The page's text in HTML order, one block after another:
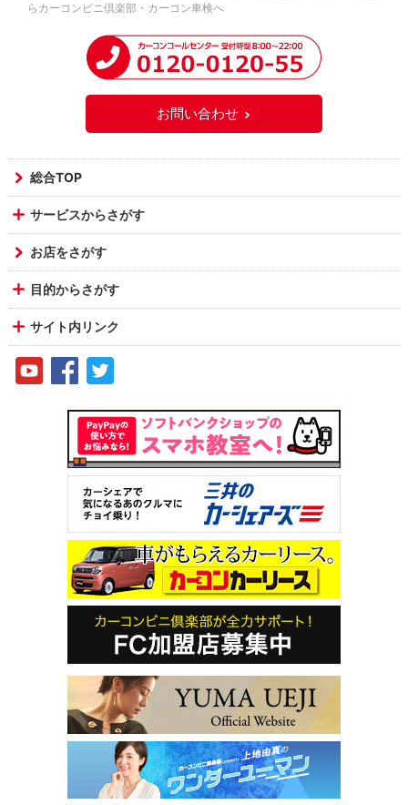
らカーコンビニ倶楽部・カーコン車検へ
お問い合わせ
総合TOP
サービスからさがす
お店をさがす
目的からさがす
サイト内リンク